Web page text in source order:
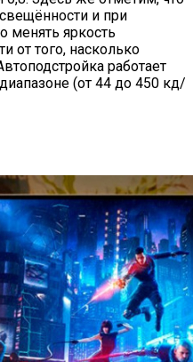
и при
менять яркость
от того, насколько
работает
(от 44 до 450 кд/